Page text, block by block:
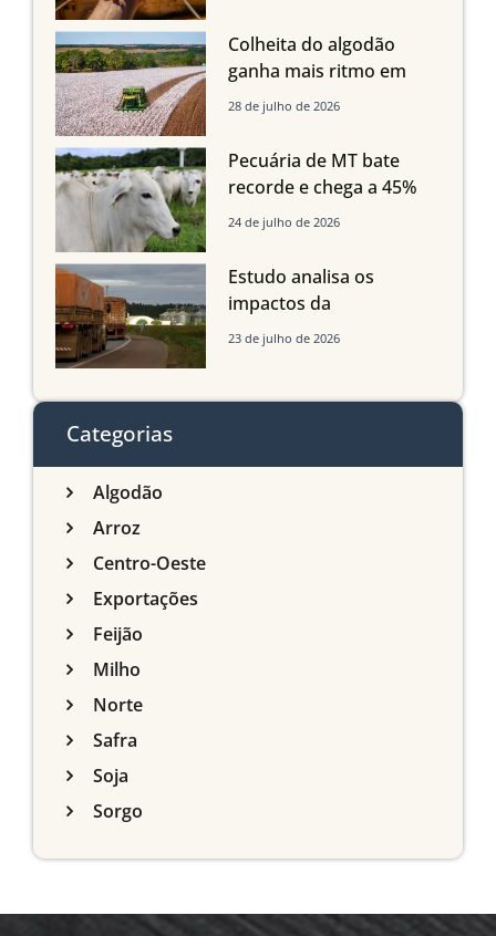
quedas em Tocantins,
Maranhão e Piauí
Colheita do algodão
ganha mais ritmo em
Mato Grosso, Mato
Maranhão
28 de julho de 2026
Pecuária de MT bate
recorde e chega a 45%
dos bovinos abatidos
24 de julho de 2026
Estudo analisa os
impactos da
infraestrutura logística
do Sul
23 de julho de 2026
Categorias
Algodão
Arroz
Centro-Oeste
Exportações
Feijão
Milho
Norte
Safra
Soja
Sorgo